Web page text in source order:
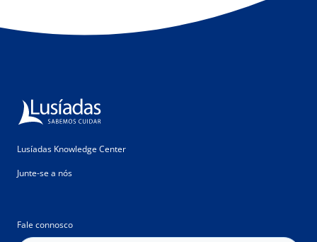
Lusíadas Knowledge Center
Junte-se a nós
Fale connosco